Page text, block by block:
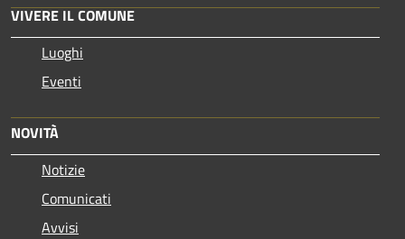
VIVERE IL COMUNE
Luoghi
Eventi
NOVITÀ
Notizie
Comunicati
Avvisi